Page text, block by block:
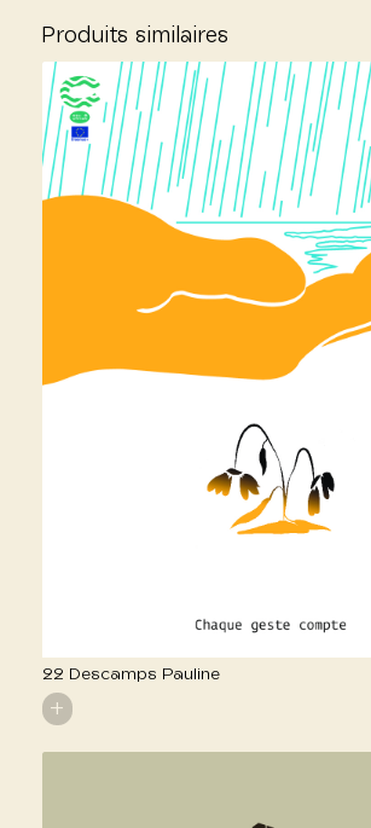
Produits similaires
22 Descamps Pauline
+